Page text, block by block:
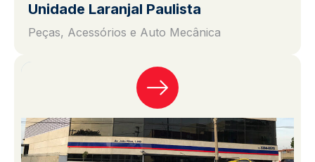
Unidade Laranjal Paulista
Peças, Acessórios e Auto Mecânica